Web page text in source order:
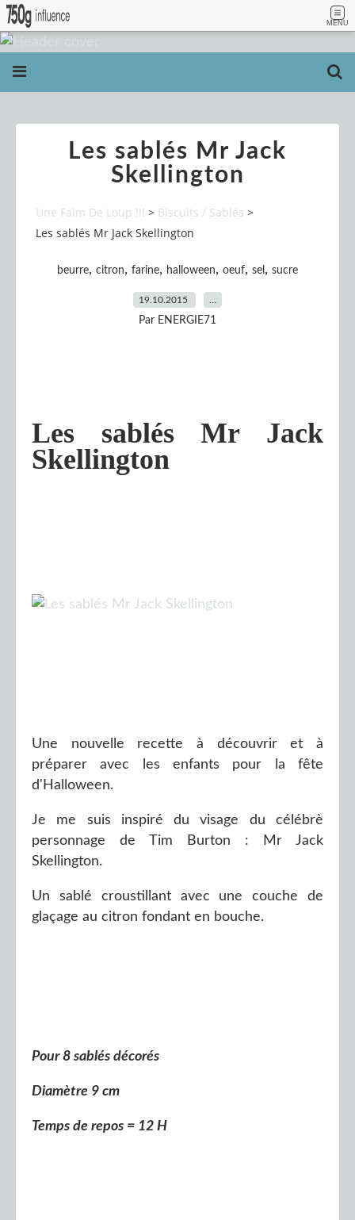
MENU
Les sablés Mr Jack
Skellington
Une Faim De Loup !!! > Biscuits / Sablés >
Les sablés Mr Jack Skellington
beurre, citron, farine, halloween, oeuf, sel , sucre
19.10.2015
Par ENERGIE71
Les sablés Mr Jack
Skellington
Une nouvelle recette à découvrir et à
préparer avec les enfants pour la fête
d'Halloween.
Je me suis inspiré du visage du célébrè
personnage de Tim Burton : Mr Jack
Skellington.
Un sablé croustillant avec une couche de
glaçage au citron fondant en bouche.
Pour 8 sablés décorés
Diamètre 9 cm
Temps de repos = 12 H